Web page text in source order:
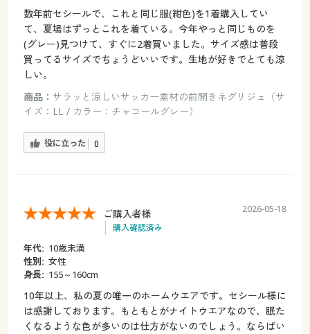
数年前セシールで、これと同じ服(紺色)を1着購入してい
て、夏場はずっとこれを着ている。今年やっと同じものを
(グレー)見つけて、すぐに2着買いました。サイズ感は普段
買ってるサイズでちょうどいいです。生地が好きでとても涼
しい。
商品： サラッと涼しいサッカー素材の前開きネグリジェ（サ
イズ：LL / カラー：チャコールグレー）
役に立った 0
ご購入者様
購入確認済み
2026-05-18
年代: 10歳未満
性別: 女性
身長: 155～160cm
10年以上、私の夏の唯一のホームウエアです。セシール様に
は感謝しております。もともとがナイトウエアなので、眠た
くなるような色が多いのは仕方がないのでしょう。ならばい